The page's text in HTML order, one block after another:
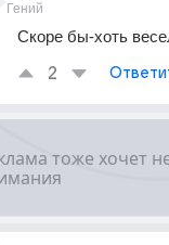
Гений
Скоре бы-хоть
2